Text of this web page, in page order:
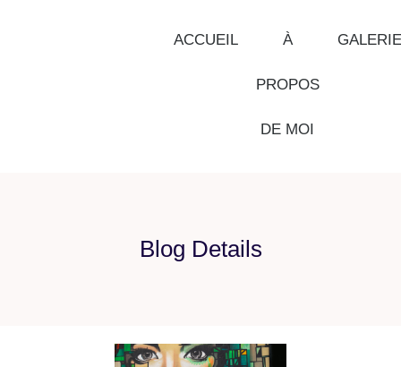
ACCUEIL À
PROPOS
DE MOI
GALERIE
Blog Details